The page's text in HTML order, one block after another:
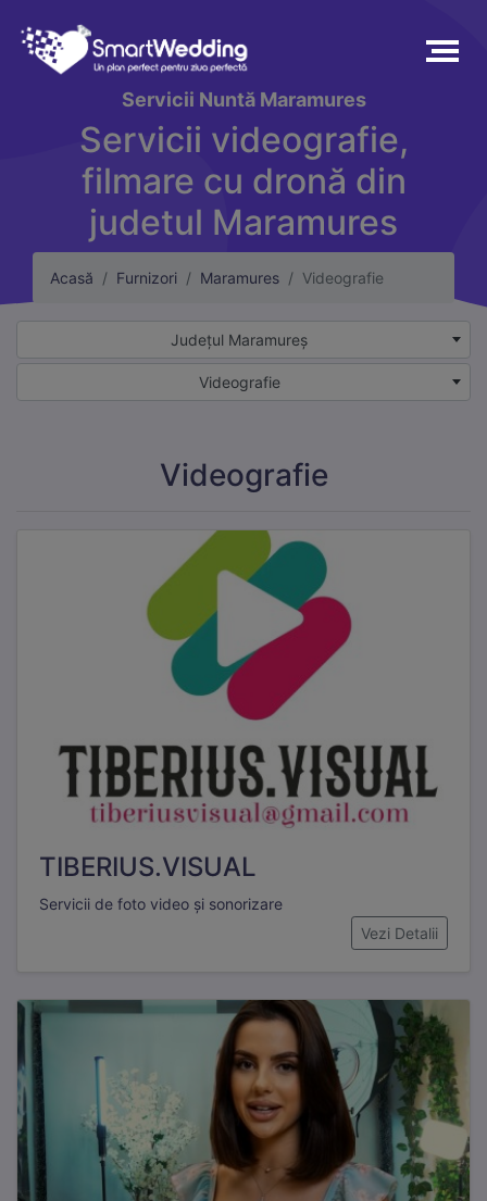
Servicii Nuntă Maramures
Servicii videografie,
filmare cu dronă din
judetul Maramures
Acasă Furnizori Maramures Videografie
Județul Maramureș
Videografie
Videografie
TIBERIUS.VISUAL
Servicii de foto video și sonorizare
Vezi Detalii